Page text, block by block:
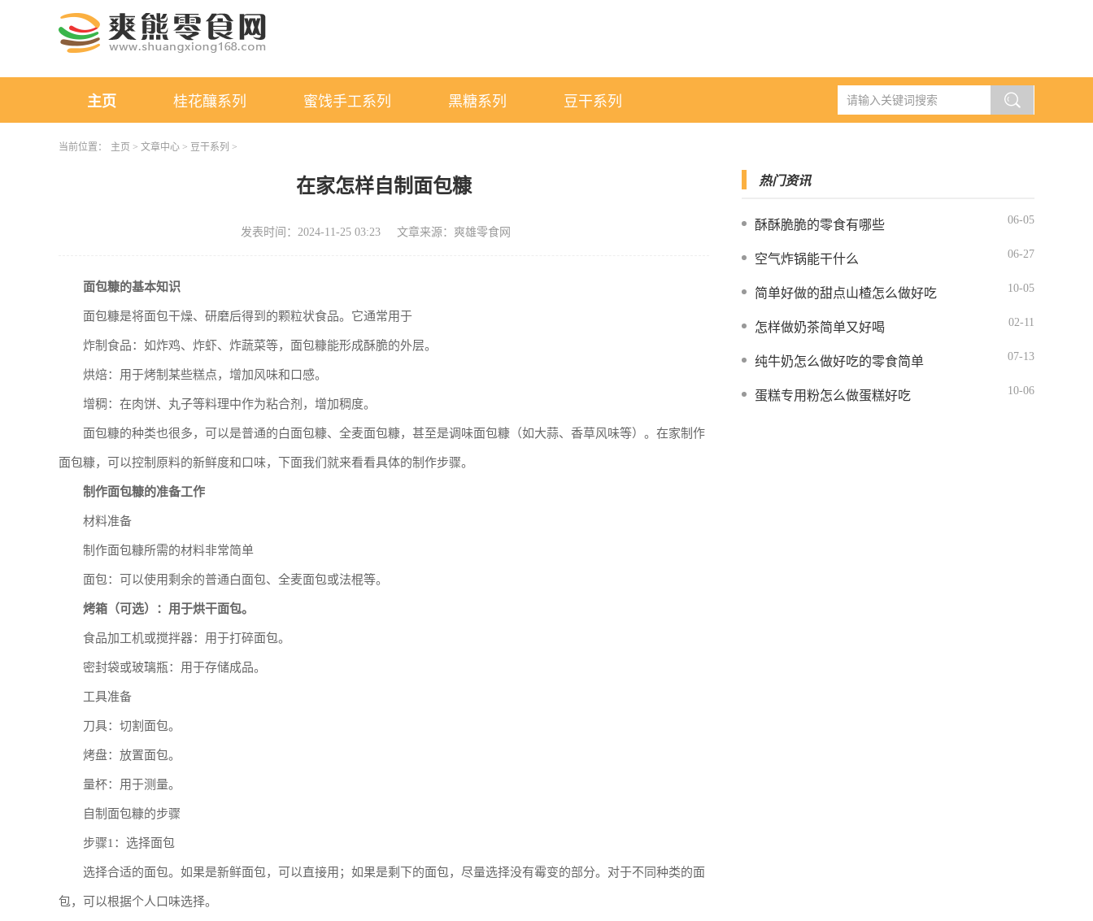
主页 桂花釀系列 蜜饯手工系列 黑糖系列 豆干系列
当前位置： 主页 > 文章中心 > 豆干系列 >
在家怎样自制面包糠
发表时间：2024-11-25 03:23 文章来源：爽雄零食网
面包糠的基本知识
面包糠是将面包干燥、研磨后得到的颗粒状食品。它通常用于
炸制食品：如炸鸡、炸虾、炸蔬菜等，面包糠能形成酥脆的外层。
烘焙：用于烤制某些糕点，增加风味和口感。
增稠：在肉饼、丸子等料理中作为粘合剂，增加稠度。
面包糠的种类也很多，可以是普通的白面包糠、全麦面包糠，甚至是调味面包糠（如大蒜、香草风味等）。在家制作
面包糠，可以控制原料的新鲜度和口味，下面我们就来看看具体的制作步骤。
制作面包糠的准备工作
材料准备
制作面包糠所需的材料非常简单
面包：可以使用剩余的普通白面包、全麦面包或法棍等。
烤箱（可选）：用于烘干面包。
食品加工机或搅拌器：用于打碎面包。
密封袋或玻璃瓶：用于存储成品。
工具准备
刀具：切割面包。
烤盘：放置面包。
量杯：用于测量。
自制面包糠的步骤
步骤1：选择面包
选择合适的面包。如果是新鲜面包，可以直接用；如果是剩下的面包，尽量选择没有霉变的部分。对于不同种类的面
包，可以根据个人口味选择。
热门资讯
酥酥脆脆的零食有哪些 06-05
空气炸锅能干什么 06-27
简单好做的甜点山楂怎么做好吃 10-05
怎样做奶茶简单又好喝 02-11
纯牛奶怎么做好吃的零食简单 07-13
蛋糕专用粉怎么做蛋糕好吃 10-06